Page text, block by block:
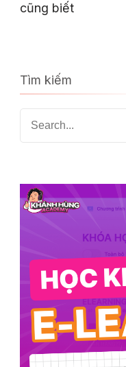
cũng biết
Tìm kiếm
Search
for: